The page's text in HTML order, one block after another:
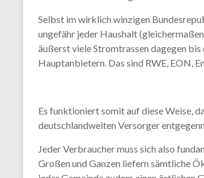
Selbst im wirklich winzigen
ungefähr jeder Haushalt
äußerst viele Stromtrassen dagegen
Hauptanbietern. Das sind RWE, EON,
Es funktioniert somit auf diese Weise,
deutschlandweiten Versorger
Jeder Verbraucher muss sich also
Großen und Ganzen liefern sämtliche